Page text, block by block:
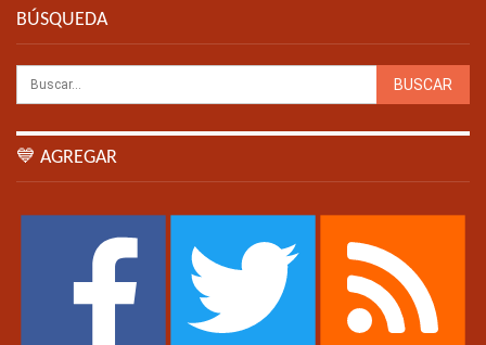
BÚSQUEDA
💙 AGREGAR